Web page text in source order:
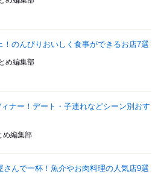
！のんびりおいしく食事ができるお店7選
め編集部
ナー！デート・子連れなどシーン別おす
め編集部
さんで一杯！魚介やお肉料理の人気店9選